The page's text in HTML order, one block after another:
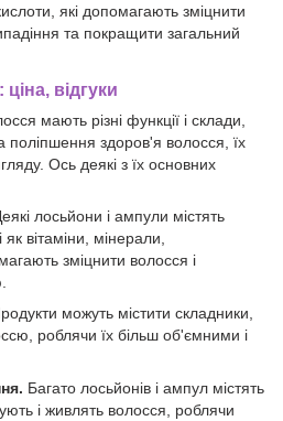
які допомагають зміцнити
та покращити загальний
відгуки
мають різні функції і склади,
поліпшення здоров'я волосся, їх
Ось деякі з їх основних
лосьйони і ампули містять
як вітаміни, мінерали,
зміцнити волосся і
можуть містити складники,
роблячи їх більш об'ємними і
Багато лосьйонів і ампул містять
і живлять волосся, роблячи